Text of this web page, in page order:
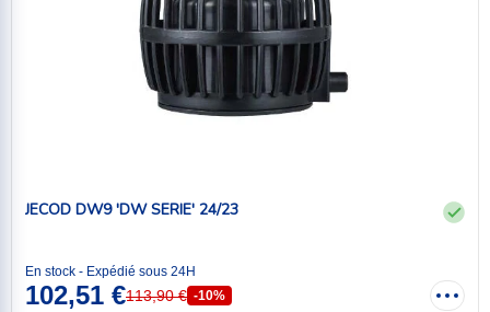
JECOD DW9 'DW SERIE' 24/23
En stock - Expédié sous 24H
102,51 €113,90 € -10%